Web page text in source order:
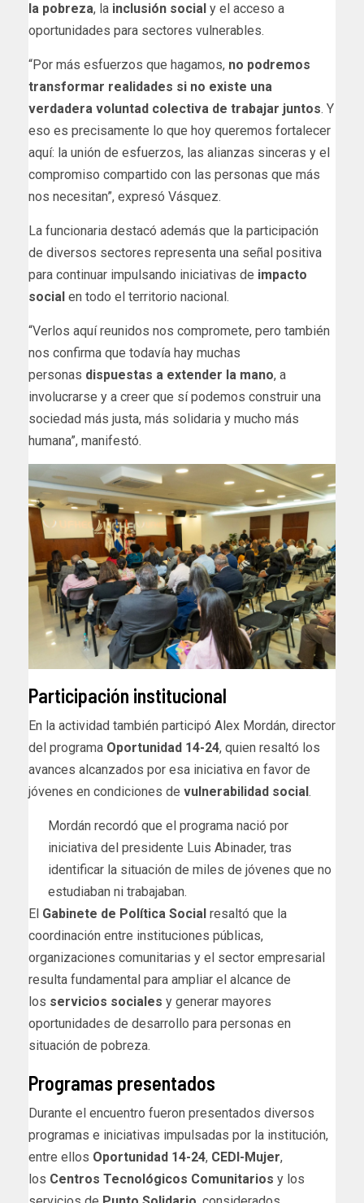
la pobreza, la inclusión social y el acceso a
oportunidades para sectores vulnerables.
“Por más esfuerzos que hagamos, no podremos
transformar realidades si no existe una
verdadera voluntad colectiva de trabajar juntos. Y
eso es precisamente lo que hoy queremos fortalecer
aquí: la unión de esfuerzos, las alianzas sinceras y el
compromiso compartido con las personas que más
nos necesitan”, expresó Vásquez.
La funcionaria destacó además que la participación
de diversos sectores representa una señal positiva
para continuar impulsando iniciativas de impacto
social en todo el territorio nacional.
“Verlos aquí reunidos nos compromete, pero también
nos confirma que todavía hay muchas
personas dispuestas a extender la mano, a
involucrarse y a creer que sí podemos construir una
sociedad más justa, más solidaria y mucho más
humana”, manifestó.
Participación institucional
En la actividad también participó Alex Mordán, director
del programa Oportunidad 14-24, quien resaltó los
avances alcanzados por esa iniciativa en favor de
jóvenes en condiciones de vulnerabilidad social .
Mordán recordó que el programa nació por
iniciativa del presidente Luis Abinader, tras
identificar la situación de miles de jóvenes que no
estudiaban ni trabajaban.
El Gabinete de Política Social resaltó que la
coordinación entre instituciones públicas,
organizaciones comunitarias y el sector empresarial
resulta fundamental para ampliar el alcance de
los servicios sociales y generar mayores
oportunidades de desarrollo para personas en
situación de pobreza.
Programas presentados
Durante el encuentro fueron presentados diversos
programas e iniciativas impulsadas por la institución,
entre ellos Oportunidad 14-24, CEDI-Mujer,
los Centros Tecnológicos Comunitarios y los